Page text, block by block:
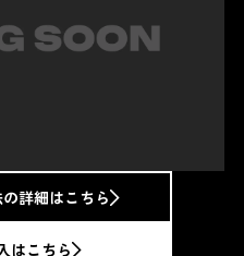
詳細はこちら
はこちら